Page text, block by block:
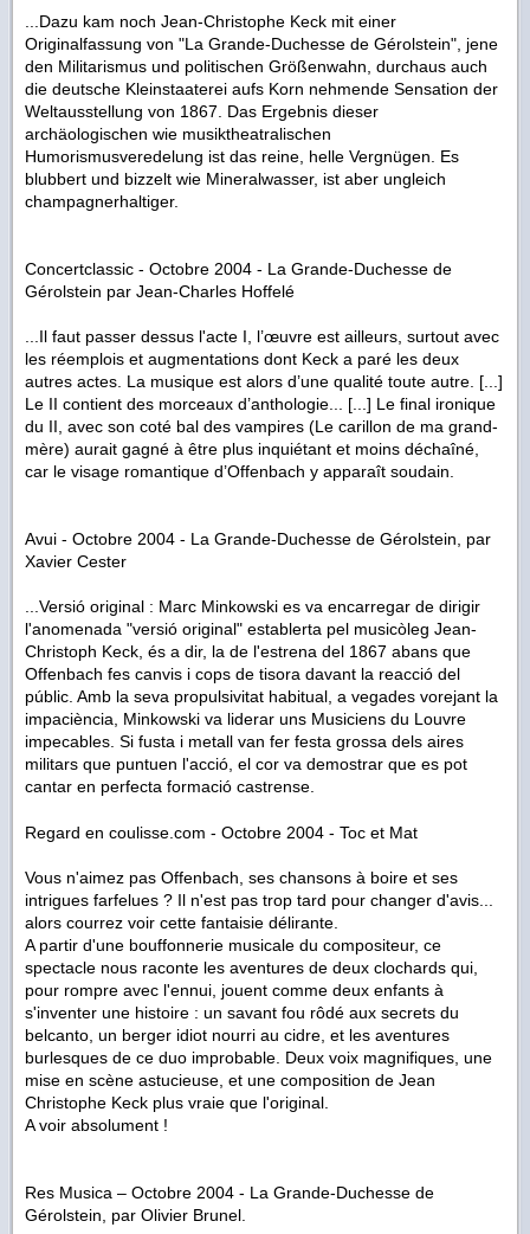
...Dazu kam noch Jean-Christophe Keck mit einer
Originalfassung von "La Grande-Duchesse de Gérolstein", jene
den Militarismus und politischen Größenwahn, durchaus auch
die deutsche Kleinstaaterei aufs Korn nehmende Sensation der
Weltausstellung von 1867. Das Ergebnis dieser
archäologischen wie musiktheatralischen
Humorismusveredelung ist das reine, helle Vergnügen. Es
blubbert und bizzelt wie Mineralwasser, ist aber ungleich
champagnerhaltiger.
Concertclassic - Octobre 2004 - La Grande-Duchesse de
Gérolstein par Jean-Charles Hoffelé
...Il faut passer dessus l'acte I, l’œuvre est ailleurs, surtout avec
les réemplois et augmentations dont Keck a paré les deux
autres actes. La musique est alors d’une qualité toute autre. [...]
Le II contient des morceaux d’anthologie... [...] Le final ironique
du II, avec son coté bal des vampires (Le carillon de ma grand-
mère) aurait gagné à être plus inquiétant et moins déchaîné,
car le visage romantique d’Offenbach y apparaît soudain.
Avui - Octobre 2004 - La Grande-Duchesse de Gérolstein , par
Xavier Cester
Versió original : Marc Minkowski es va encarregar de dirigir
l'anomenada "versió original" establerta pel musicòleg Jean-
Christoph Keck, és a dir, la de l'estrena del 1867 abans que
Offenbach fes canvis i cops de tisora davant la reacció del
públic. Amb la seva propulsivitat habitual, a vegades vorejant la
impaciència, Minkowski va liderar uns Musiciens du Louvre
impecables. Si fusta i metall van fer festa grossa dels aires
militars que puntuen l'acció, el cor va demostrar que es pot
cantar en perfecta formació castrense.
Regard en coulisse.com - Octobre 2004 - Toc et Mat
Vous n'aimez pas Offenbach, ses chansons à boire et ses
intrigues farfelues ? Il n'est pas trop tard pour changer d'avis...
alors courrez voir cette fantaisie délirante.
A partir d'une bouffonnerie musicale du compositeur, ce
spectacle nous raconte les aventures de deux clochards qui,
pour rompre avec l'ennui, jouent comme deux enfants à
s'inventer une histoire : un savant fou rôdé aux secrets du
belcanto, un berger idiot nourri au cidre, et les aventures
burlesques de ce duo improbable. Deux voix magnifiques, une
mise en scène astucieuse, et une composition de Jean
Christophe Keck plus vraie que l'original.
A voir absolument !
Res Musica – Octobre 2004 - La Grande-Duchesse de
Gérolstein , par Olivier Brunel.